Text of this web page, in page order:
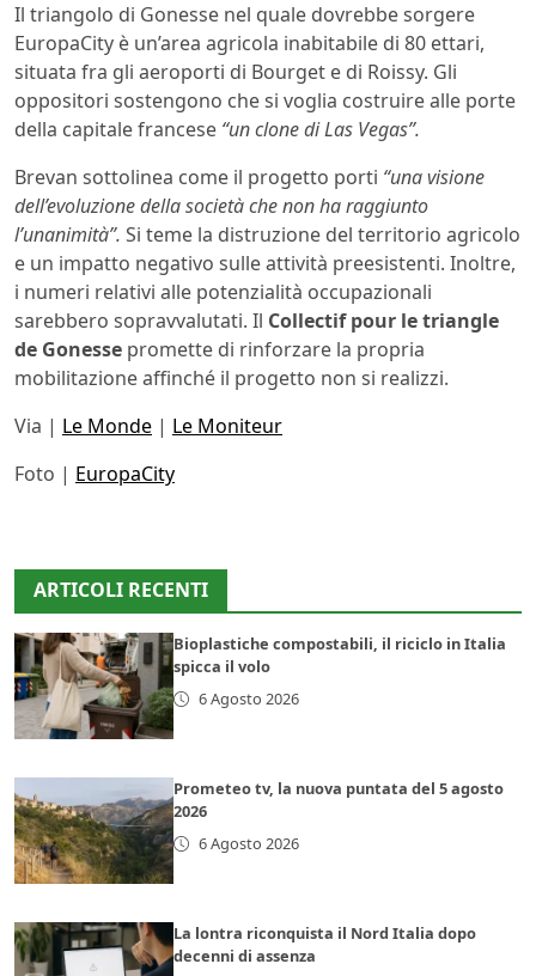
Il triangolo di Gonesse nel quale dovrebbe sorgere
EuropaCity è un’area agricola inabitabile di 80 ettari,
situata fra gli aeroporti di Bourget e di Roissy. Gli
oppositori sostengono che si voglia costruire alle porte
della capitale francese “un clone di Las Vegas”.
Brevan sottolinea come il progetto porti “una visione
dell’evoluzione della società che non ha raggiunto
l’unanimità”. Si teme la distruzione del territorio agricolo
e un impatto negativo sulle attività preesistenti. Inoltre,
i numeri relativi alle potenzialità occupazionali
sarebbero sopravvalutati. Il Collectif pour le triangle
de Gonesse promette di rinforzare la propria
mobilitazione affinché il progetto non si realizzi.
Via | Le Monde | Le Moniteur
Foto | EuropaCity
ARTICOLI RECENTI
Bioplastiche compostabili, il riciclo in Italia
spicca il volo
6 Agosto 2026
Prometeo tv, la nuova puntata del 5 agosto
2026
6 Agosto 2026
La lontra riconquista il Nord Italia dopo
decenni di assenza